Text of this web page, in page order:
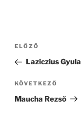
Bejegyzés
Korábbi
bejegyzés
ELŐZŐ
Laziczius Gyula
Következő
bejegyzés
KÖVETKEZŐ
Maucha Rezső